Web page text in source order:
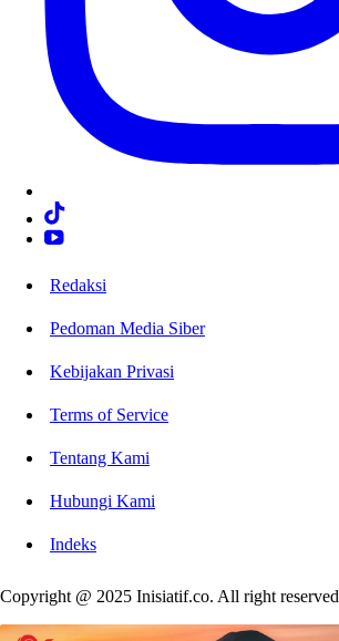
Redaksi
Pedoman Media Siber
Kebijakan Privasi
Terms of Service
Tentang Kami
Hubungi Kami
Indeks
Copyright @ 2025 Inisiatif.co. All right reserved